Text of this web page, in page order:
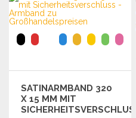
SATINARMBAND 320
X 15 MM MIT
SICHERHEITSVERSCHLUSS